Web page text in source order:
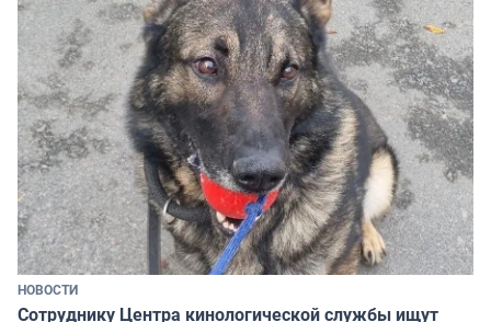
НОВОСТИ
Сотруднику Центра кинологической службы ищут